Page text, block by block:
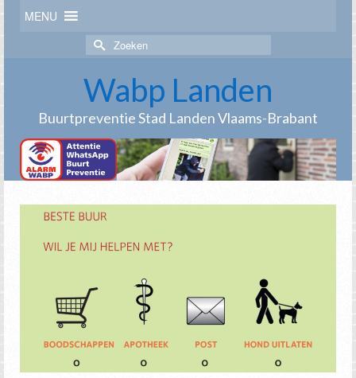
MENU
Zoek
naar:
Wabp Landen
Buurtpreventie Stad Landen Vlaams-Brabant